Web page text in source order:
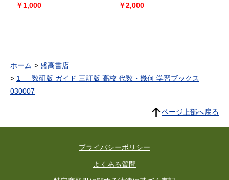
￥1,000
￥2,000
ホーム
盛高書店
1_ 数研版 ガイド 三訂版 高校 代数・幾何 学習ブックス
030007
ページ上部へ戻る
プライバシーポリシー
よくある質問